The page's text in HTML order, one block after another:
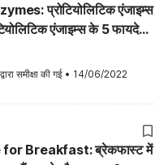
प्रोटियोलिटिक एंजाइम्स
एंजाइम्स के 5 फायदे
द्वारा समीक्षा की गई • 14/06/2022
Breakfast: ब्रेकफास्ट में